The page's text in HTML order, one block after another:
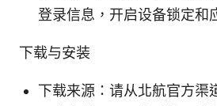
登录信息，开启设备锁定和
下载与安装
下载来源：请从北航官方渠